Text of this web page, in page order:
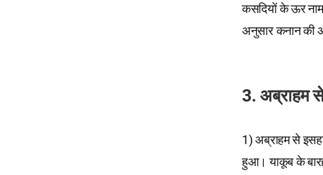
कसदियों के ऊर
अनुसार कनान की
3. अब्राहम
1) अब्राहम से
हुआ। याकूब के